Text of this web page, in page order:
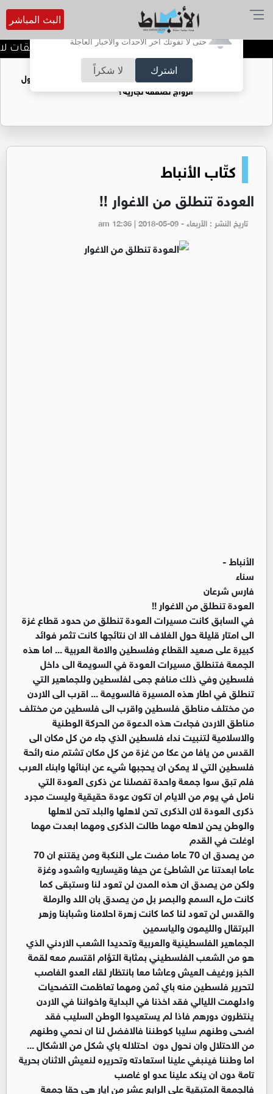
أترغب في تفعيل الإشعارات؟
حتى لا تفوتك آخر الأحداث والأخبار العاجلة
اشترك لا شكراً
البث المباشر
الأمير علي: فيفا حوّل مستحقات لاعبي
فتيات يستغللنه لتحقيق مكاسب مادية.. هل تحول
الزواج لصفقة تجارية؟
كتّاب الأنباط
العودة تنطلق من الاغوار !!
تاريخ النشر : الأربعاء - am 12:36 | 2018-05-09
الأنباط -
سناء
فارس شرعان
العودة تنطلق من الاغوار !!
في السابق كانت مسيرات العودة تنطلق من حدود قطاع غزة
الى امتار قليلة حول الغلاف الا ان نتائجها كانت تثمر فوائد
كبيرة على صعيد القطاع وفلسطين والامة العربية ... اما هذه
الجمعة فتنطلق مسيرات العودة في السويمة الى داخل
فلسطين وفي ذلك منافع جمى لفلسطين وللجماهير التي
تنطلق في اطار هذه المسيرة فالسويمة ... اقرب الى الاردن
من مختلف مناطق فلسطين واقرب الى فلسطين من مختلف
مناطق الاردن فجاءت هذه الدعوة من الحركة الوطنية
والاسلامية لتنبيت نداء فلسطين الذي جاء من كل مكان الى
القدس من يافا من عكا من غزة من كل مكان تشتم منه رائحة
فلسطين التي لا يمكن ان يحجبها شيء عن ابنائها وابناء العرب
فلم تبق سوا جمعة واحدة تفصلنا عن ذكرى العودة التي
نامل في يوم من الايام ان تكون عودة حقيقية وليست مجرد
ذكرى العودة لان الذكرى تحن لاهلها والبلد تحن لاهلها
والوطن يحن لاهله مهما طالت الذكرى ومهما ابعدت مهما
اوغلت في القدم
من يصدق ان 70 عاما مضت على النكبة ومن يقتنع ان 70
عاما ابعدتنا عن الشاطئ عن حيفا وقيساريه واشدود وغزة
ولكن من يصدق ان هذه المدن لن تعود لنا وستبقى كما
كانت ملء السمع والبصر بل من يصدق بان اللد والرملة
والقدس لن تعود لنا كما كانت زهرة احلامنا وشبابنا وزهر
البرتقال والليمون والياسمين
الجماهير الفلسطينية والعربية وتحديدا الشعب الاردني الذي
هو من الشعب الفلسطيني بمثابة التؤام اقتسم معه لقمة
الخبز ورغيف العيش وعاشا معا بانتظار لقاء العدو الغاصب
لتحرير فلسطين منه باي ثمن ومهما تعاظمت التضحيات
وادلهمت الليالي فقد اخذنا في البداية واخواننا في الاردن
ينتظرون دورهم فاذا لم يستعيدوا الوطن السليب فقد
اضحى وطنهم سليبا كوطننا فالافضل لنا ان نحمي وطنهم
من الاحتلال وان نحول دون احتلاله باي شكل من الاشكال ...
اما وطننا فينبغي علينا استعادته وتحريره لنعيش الاثنان بحرية
تامة دون ان ينكد علينا عدو او غاصب
فالجمعة المتبقية على الرابع عشر من ايار هي حقا جمعة